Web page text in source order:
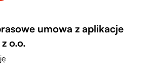
umowa z aplikacje
o.o.